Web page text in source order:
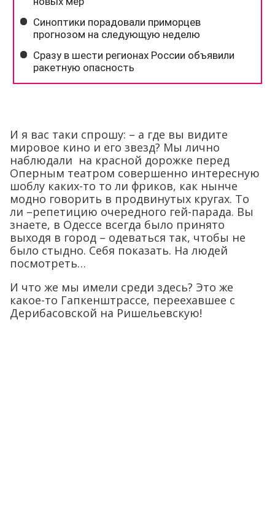
И я вас таки спрошу: – а где вы видите
мировое кино и его звезд? Мы лично
наблюдали на красной дорожке перед
Оперным театром совершенно интересную
шоблу каких-то то ли фриков, как нынче
модно говорить в продвинутых кругах. То
ли –репетицию очередного гей-парада. Вы
знаете, в Одессе всегда было принято
выходя в город – одеваться так, чтобы не
было стыдно. Себя показать. На людей
посмотреть…
И что же мы имели среди здесь? Это же
какое-то Гапкенштрассе, переехавшее с
Дерибасовской на Ришельевскую!